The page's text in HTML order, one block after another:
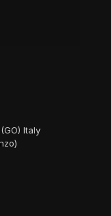
Italy